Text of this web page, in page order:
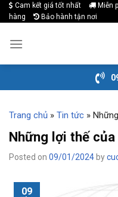
Skip
to
content
Cam kết giá tốt nhất Miễn
hàng
Bảo hành tận nơi
Trang chủ » Tin tức »
Những lợi thế
Posted on 09/01/2024 by
09